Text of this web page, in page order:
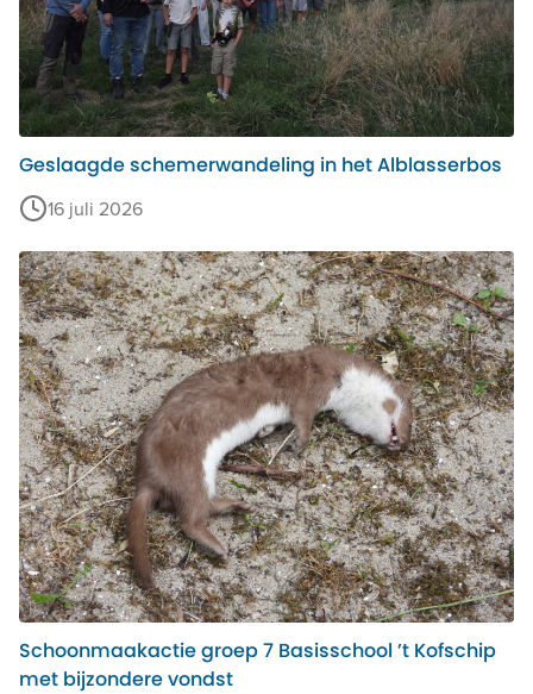
Geslaagde schemerwandeling in het Alblasserbos
16 juli 2026
Schoonmaakactie groep 7 Basisschool ’t Kofschip
met bijzondere vondst